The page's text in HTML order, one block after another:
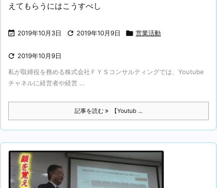
えてもらうにはこうすべし
 2019年10月3日  2019年10月9日  営業活動
 2019年10月9日
私が取締役を務める株式会社ＦＹＳコンサルティングでは、Youtube
チャネルに経営者や経営 ...
記事を読む 【Youtub ...